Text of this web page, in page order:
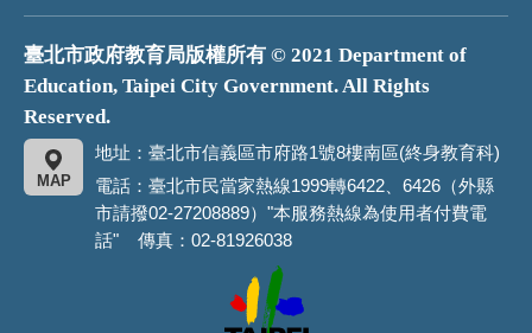
臺北市政府教育局版權所有 © 2021 Department of
Education, Taipei City Government. All Rights
Reserved.
地址：臺北市信義區市府路1號8樓南區(終身教育科)
MAP
電話：臺北市民當家熱線1999轉6422、6426（外縣
市請撥02-27208889）"本服務熱線為使用者付費電
話" 傳真：02-81926038
市
政